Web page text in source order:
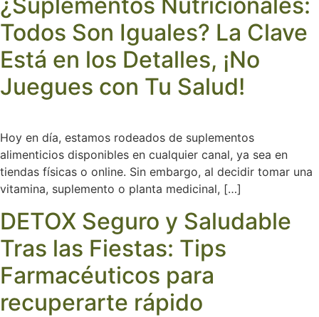
Todos Son Iguales? La Clave
Está en los Detalles, ¡No
Juegues con Tu Salud!
Hoy en día, estamos rodeados de suplementos
alimenticios disponibles en cualquier canal, ya sea en
tiendas físicas o online. Sin embargo, al decidir tomar una
vitamina, suplemento o planta medicinal, […]
DETOX Seguro y Saludable
Tras las Fiestas: Tips
Farmacéuticos para
recuperarte rápido